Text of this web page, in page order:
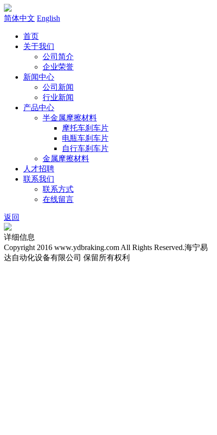
简体中文 English
首页
关于我们
公司简介
企业荣誉
新闻中心
公司新闻
行业新闻
产品中心
半金属摩擦材料
摩托车刹车片
电瓶车刹车片
自行车刹车片
金属摩擦材料
人才招聘
联系我们
联系方式
在线留言
返回
详细信息
Copyright 2016 www.ydbraking.com All Rights Reserved.海宁易
达自动化设备有限公司 保留所有权利